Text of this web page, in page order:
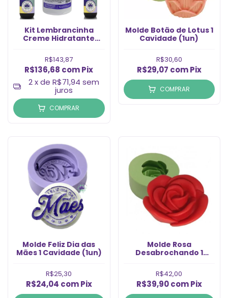
Kit Lembrancinha
Creme Hidratante
R$143,87
R$136,68 comPix
2 x de R$71,94 sem
juros
COMPRAR
Molde Botão de Lotus 1
Cavidade (1un)
R$30,60
R$29,07 com Pix
COMPRAR
Molde Feliz Dia das
Mães 1 Cavidade (1un)
R$25,30
R$24,04 com Pix
Molde Rosa
Desabrochando 1
R$42,00
R$39,90com Pix